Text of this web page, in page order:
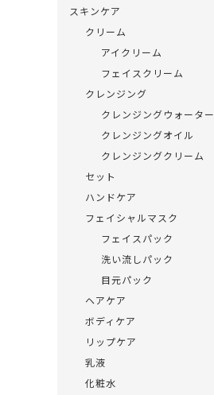
スキンケア
クリーム
アイクリーム
フェイスクリーム
クレンジング
クレンジングウォーター
クレンジングオイル
クレンジングクリーム
セット
ハンドケア
フェイシャルマスク
フェイスパック
洗い流しパック
目元パック
ヘアケア
ボディケア
リップケア
乳液
化粧水